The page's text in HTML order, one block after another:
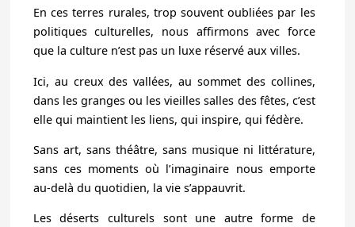
En ces terres rurales, trop souvent oubliées par les
politiques culturelles, nous affirmons avec force
que la culture n’est pas un luxe réservé aux villes.
Ici, au creux des vallées, au sommet des collines,
dans les granges ou les vieilles salles des fêtes, c’est
elle qui maintient les liens, qui inspire, qui fédère.
Sans art, sans théâtre, sans musique ni littérature,
sans ces moments où l’imaginaire nous emporte
au-delà du quotidien, la vie s’appauvrit.
Les déserts culturels sont une autre forme de